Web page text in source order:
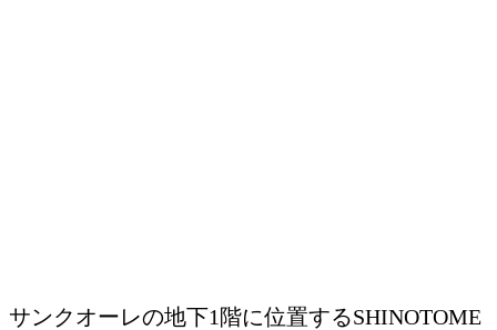
サンクオーレの地下1階に位置するSHINOTOME